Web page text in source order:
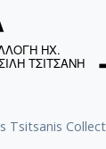
Tsitsanis